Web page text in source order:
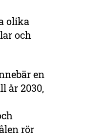
olika
och
en
år 2030,
rör